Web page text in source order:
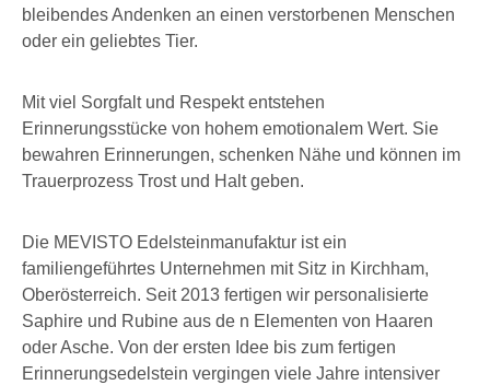
bleibendes Andenken an einen verstorbenen Menschen
oder ein geliebtes Tier.
Mit viel Sorgfalt und Respekt entstehen
Erinnerungsstücke von hohem emotionalem Wert. Sie
bewahren Erinnerungen, schenken Nähe und können im
Trauerprozess Trost und Halt geben.
Die MEVISTO Edelsteinmanufaktur ist ein
familiengeführtes Unternehmen mit Sitz in Kirchham,
Oberösterreich. Seit 2013 fertigen wir personalisierte
Saphire und Rubine aus de n Elementen von Haaren
oder Asche. Von der ersten Idee bis zum fertigen
Erinnerungsedelstein vergingen viele Jahre intensiver